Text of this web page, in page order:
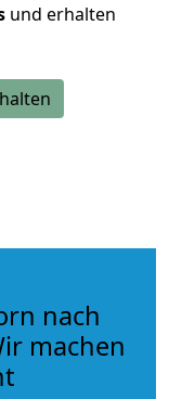
und erhalten
nach
machen